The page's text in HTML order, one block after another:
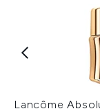
Lancôme